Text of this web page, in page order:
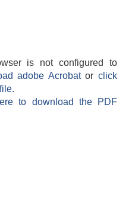
is not configured to
adobe Acrobatorclick
to download the PDF